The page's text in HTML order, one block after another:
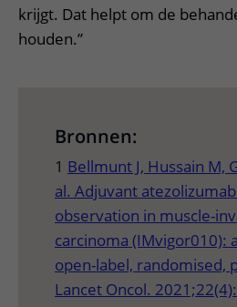
krijgt. Dat helpt om de
houden.”
Bronnen:
1 Bellmunt J, Hussain M,
al. Adjuvant
observation in muscle-
carcinoma (IMvigor010):
open-label, randomised,
Lancet Oncol.